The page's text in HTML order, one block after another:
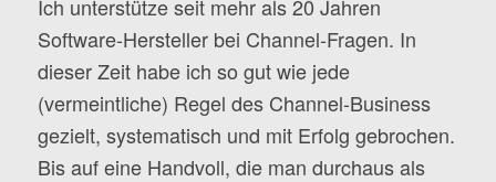
Ich unterstütze seit mehr als 20 Jahren
Software-Hersteller bei Channel-Fragen. In
dieser Zeit habe ich so gut wie jede
(vermeintliche) Regel des Channel-Business
gezielt, systematisch und mit Erfolg gebrochen.
Bis auf eine Handvoll, die man durchaus als